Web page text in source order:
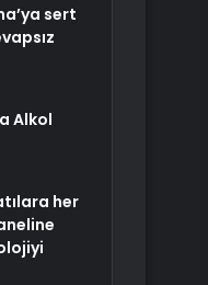
sert
Alkol
her